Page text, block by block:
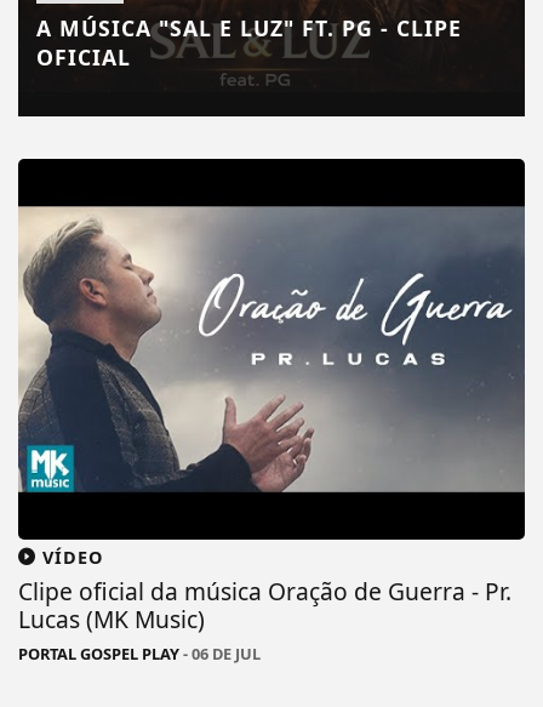
A MÚSICA "SAL E LUZ" FT. PG - CLIPE
OFICIAL
VÍDEO
Clipe oficial da música Oração de Guerra - Pr.
Lucas (MK Music)
PORTAL GOSPEL PLAY- 06 DE JUL